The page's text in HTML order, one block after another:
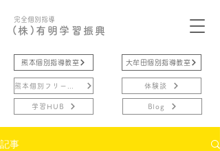
完全個別指導
(株)有明学習振興
熊本個別指導教室
学習HUB
大牟田個別指導教室
体験談
Blog
記事